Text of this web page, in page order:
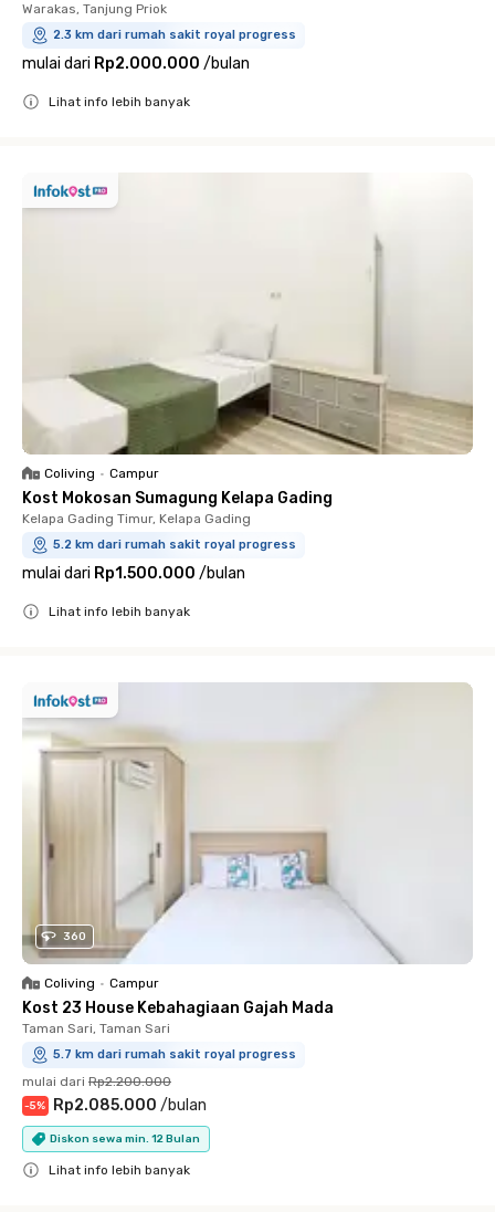
Warakas, Tanjung Priok
2.3 km dari rumah sakit royal progress
mulai dari Rp2.000.000 /bulan
Lihat info lebih banyak
Coliving • Campur
Kost Mokosan Sumagung Kelapa Gading
Kelapa Gading Timur, Kelapa Gading
5.2 km dari rumah sakit royal progress
mulai dari Rp1.500.000 /bulan
Lihat info lebih banyak
360
Coliving • Campur
Kost 23 House Kebahagiaan Gajah Mada
Taman Sari, Taman Sari
5.7 km dari rumah sakit royal progress
mulai dari Rp2.200.000
-5% Rp2.085.000 /bulan
Diskon sewa min. 12 Bulan
Lihat info lebih banyak